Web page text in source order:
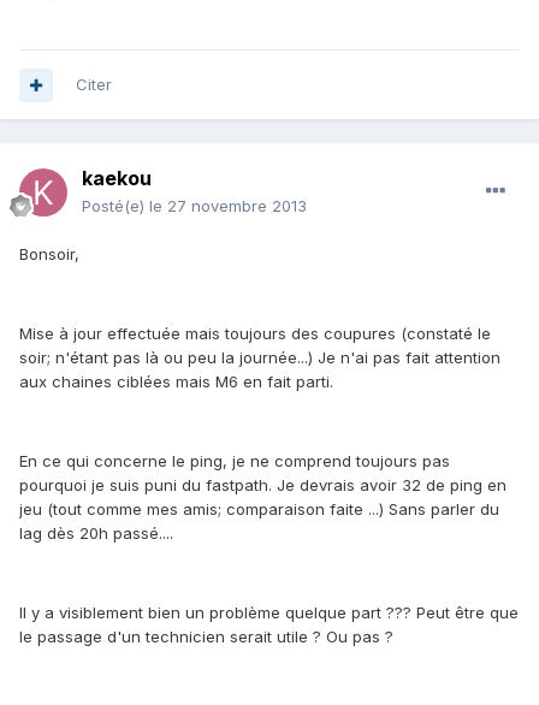
Citer
kaekou
Posté(e) le 27 novembre 2013
Bonsoir,
Mise à jour effectuée mais toujours des coupures (constaté le
soir; n'étant pas là ou peu la journée...) Je n'ai pas fait attention
aux chaines ciblées mais M6 en fait parti.
En ce qui concerne le ping, je ne comprend toujours pas
pourquoi je suis puni du fastpath. Je devrais avoir 32 de ping en
jeu (tout comme mes amis; comparaison faite ...) Sans parler du
lag dès 20h passé....
Il y a visiblement bien un problème quelque part ??? Peut être que
le passage d'un technicien serait utile ? Ou pas ?